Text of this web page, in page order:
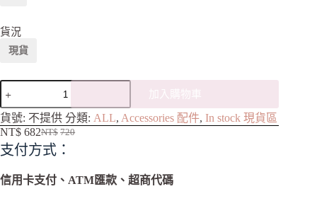
貨況
現貨
加入購物車
A
l
e
n
貨號: 不提供 分類: ALL, Accessories 配件, In stock 現貨區
NT$ 720
NT$ 682
支付方式：
信用卡支付、ATM匯款、超商代碼